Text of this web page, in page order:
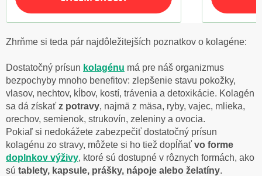
Zhrňme si teda pár najdôležitejších poznatkov o kolagéne:
Dostatočný prísun kolagénu má pre náš organizmus
bezpochyby mnoho benefitov: zlepšenie stavu pokožky,
vlasov, nechtov, kĺbov, kostí, trávenia a detoxikácie. Kolagén
sa dá získať z potravy, najmä z mäsa, ryby, vajec, mlieka,
orechov, semienok, strukovín, zeleniny a ovocia.
Pokiaľ si nedokážete zabezpečiť dostatočný prísun
kolagénu zo stravy, môžete si ho tiež dopĺňať vo forme
doplnkov výživy, ktoré sú dostupné v rôznych formách, ako
sú tablety, kapsule, prášky, nápoje alebo želatíny.